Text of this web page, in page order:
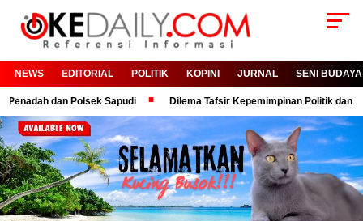
NEWS EDITORIAL POLITIK KOPINI JURNAL SENI BUDAYA
dan Polsek Sapudi Dilema Tafsir Kepemimpinan Politik dan Birokrasi